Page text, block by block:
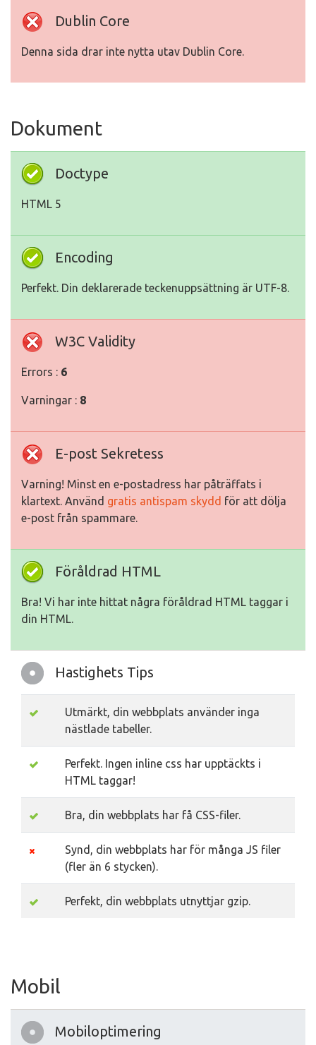
Dublin Core
Denna sida drar inte nytta utav Dublin Core.
Dokument
Doctype
HTML 5
Encoding
Perfekt. Din deklarerade teckenuppsättning är UTF-8.
W3C Validity
Errors : 6
Varningar : 8
E-post Sekretess
Varning! Minst en e-postadress har påträffats i
klartext. Använd gratis antispam skydd för att dölja
e-post från spammare.
Föråldrad HTML
Bra! Vi har inte hittat några föråldrad HTML taggar i
din HTML.
Hastighets Tips
Utmärkt, din webbplats använder inga
nästlade tabeller.
Perfekt. Ingen inline css har upptäckts i
HTML taggar!
Bra, din webbplats har få CSS-filer.
Synd, din webbplats har för många JS filer
(fler än 6 stycken).
Perfekt, din webbplats utnyttjar gzip.
Mobil
Mobiloptimering